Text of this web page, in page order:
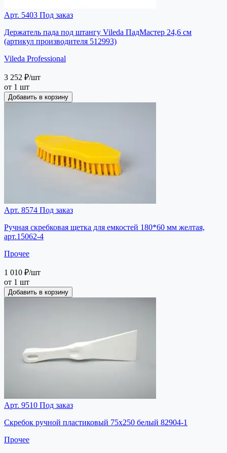
Арт. 5403 Под заказ
Держатель пада под штангу Vileda ПадМастер 24,6 см
(артикул производителя 512993)
Vileda Professional
3 252 ₽/шт
от 1 шт
Добавить в корзину
Арт. 8574 Под заказ
Ручная скребковая щетка для емкостей 180*60 мм желтая,
арт.15062-4
Прочее
1 010 ₽/шт
от 1 шт
Добавить в корзину
Арт. 9510 Под заказ
Скребок ручной пластиковый 75х250 белый 82904-1
Прочее